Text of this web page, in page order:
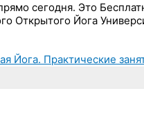
сегодня. Это
Открытого Йога
Йога. Практические